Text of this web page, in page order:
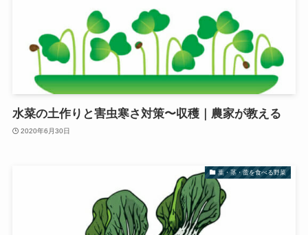
水菜の土作りと害虫寒さ対策〜収穫｜農家が教える
2020年6月30日
葉・茎・蕾を食べる野菜